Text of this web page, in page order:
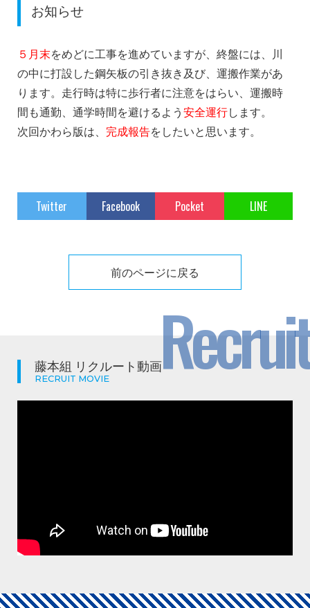
お知らせ
５月末をめどに工事を進めていますが、終盤には、川
の中に打設した鋼矢板の引き抜き及び、運搬作業があ
ります。走行時は特に歩行者に注意をはらい、運搬時
間も通勤、通学時間を避けるよう安全運行します。
次回かわら版は、 完成報告をしたいと思います。
Twitter Facebook Pocket LINE
前のページに戻る
Recruit
藤本組 リクルート動画
RECRUIT MOVIE